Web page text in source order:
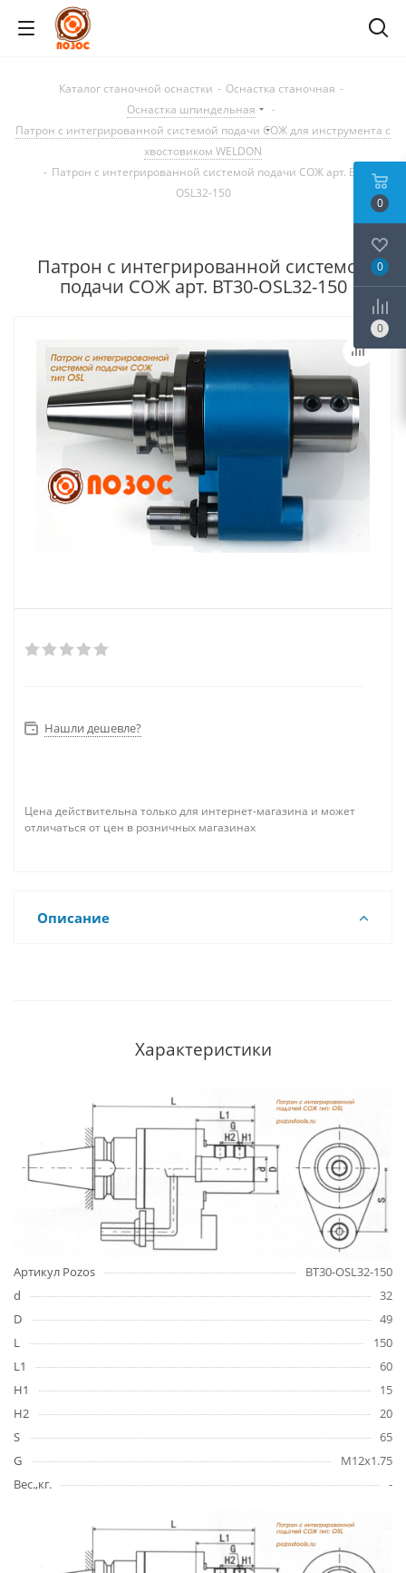
Каталог станочной оснастки - Оснастка станочная -
Оснастка шпиндельная
-
Патрон с интегрированной системой подачи СОЖ для инструмента с
хвостовиком WELDON
- Патрон с интегрированной системой подачи СОЖ арт. BT30-
OSL32-150
Патрон с интегрированной системой
подачи СОЖ арт. BT30-OSL32-150
Нашли дешевле?
Цена действительна только для интернет-магазина и может
отличаться от цен в розничных магазинах
Описание
Характеристики
Артикул Pozos
BT30-OSL32-150
d
32
D
49
L
150
L1
60
H1
15
H2
20
S
65
G
M12x1.75
Вес.,кг.
-
0
0
0